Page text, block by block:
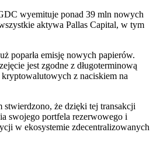
wyemituje ponad 39 mln nowych
aktywa Pallas Capital, w tym
poparła emisję nowych papierów.
jest zgodne z długoterminową
z naciskiem na
że dzięki tej transakcji
swojego portfela rezerwowego i
w ekosystemie zdecentralizowanych